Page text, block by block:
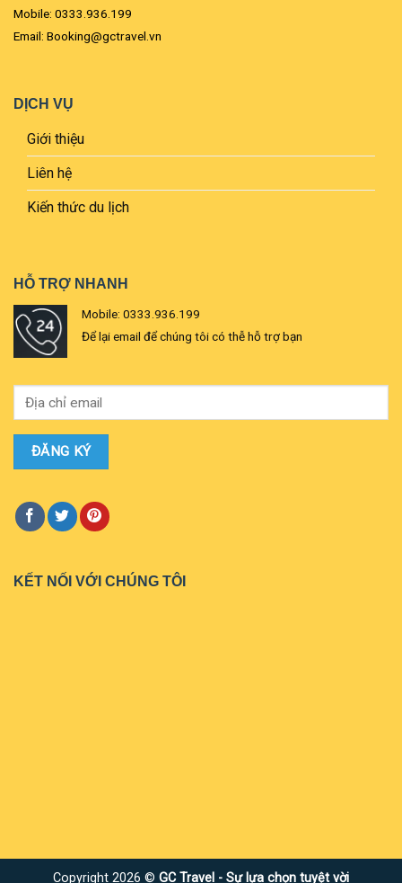
Mobile: 0333.936.199
Email: Booking@gctravel.vn
DỊCH VỤ
Giới thiệu
Liên hệ
Kiến thức du lịch
HỖ TRỢ NHANH
Mobile: 0333.936.199
Để lại email để chúng tôi có thễ hỗ trợ bạn
KẾT NỐI VỚI CHÚNG TÔI
Copyright 2026 © GC Travel - Sự lựa chọn tuyệt vời